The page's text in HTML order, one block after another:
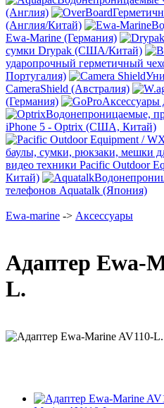
(Англия)
(Англия/Китай)
Ewa-Marine (Германия)
сумки Drypak (США/Китай)
ударопрочный герметичный
Португалия)
CameraShield (Австралия)
(Германия)
Водонепроницаемые,
iPhone 5 - Optrix (США, Китай)
баулы, сумки, рюкзаки, мешки
видео техники Pacific Outdoor
Китай)
телефонов Aquatalk (Япония)
Ewa-marine -> Аксессуары
Адаптер Ewa-
L.